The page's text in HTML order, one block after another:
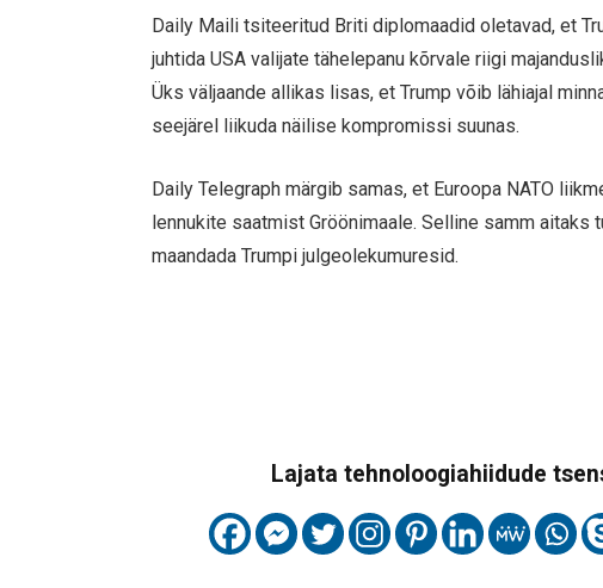
Daily Maili tsiteeritud Briti diplomaadid oletavad, et
juhtida USA valijate tähelepanu kõrvale riigi
Üks väljaande allikas lisas, et Trump võib lähiajal
seejärel liikuda näilise kompromissi suunas.
Daily Telegraph märgib samas, et Euroopa NATO
lennukite saatmist Gröönimaale. Selline samm aitaks
maandada Trumpi julgeolekumuresid.
Lajata tehnoloogiahiidude